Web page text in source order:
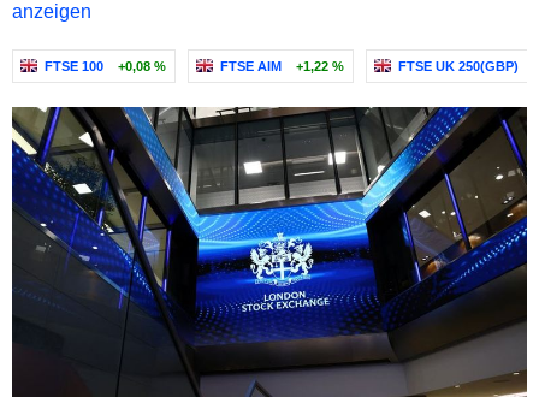
anzeigen
FTSE 100 +0,08 % FTSE AIM +1,22 % FTSE UK 250(GBP)